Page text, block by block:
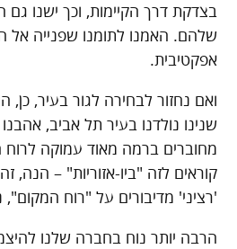
בצדקת דרך הקיימות, וכך ישנו גם
שלהם. האמנו לתומנו שפנייה אל
אפקטיבית.
ואם נחזור לבחירה לגור בעיר, כן,
שנינו נולדנו בעיר תל אביב,
מחוברים ברמה מאוד עמוקה
קוראים לזה "ביו-אזוריות" – הנה,
'רציני' מדיבורים על "רוח המקום",
הרבה יותר נוח בחברה שלנו